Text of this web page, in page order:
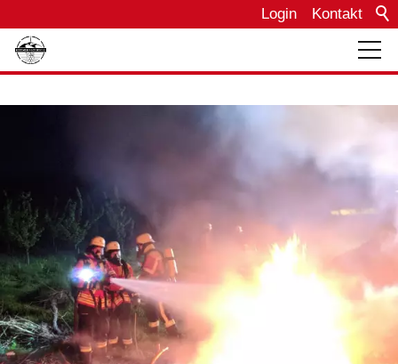
Kontakt
Login
Über uns
Bautagebuch
Einsätze
Termine
Fahrzeuge